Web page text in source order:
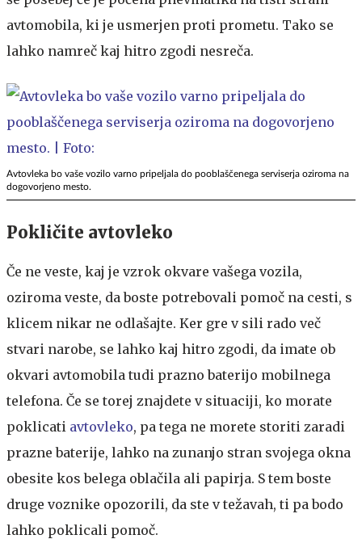
avtomobila, ki je usmerjen proti prometu. Tako se
lahko namreč kaj hitro zgodi nesreča.
Avtovleka bo vaše vozilo varno pripeljala do pooblaščenega serviserja oziroma na
dogovorjeno mesto.
Pokličite avtovleko
Če ne veste, kaj je vzrok okvare vašega vozila,
oziroma veste, da boste potrebovali pomoč na cesti, s
klicem nikar ne odlašajte. Ker gre v sili rado več
stvari narobe, se lahko kaj hitro zgodi, da imate ob
okvari avtomobila tudi prazno baterijo mobilnega
telefona. Če se torej znajdete v situaciji, ko morate
poklicati avtovleko, pa tega ne morete storiti zaradi
prazne baterije, lahko na zunanjo stran svojega okna
obesite kos belega oblačila ali papirja. S tem boste
druge voznike opozorili, da ste v težavah, ti pa bodo
lahko poklicali pomoč.